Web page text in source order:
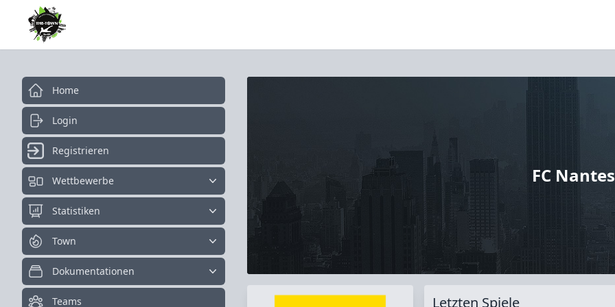
Home
Login
Registrieren
Wettbewerbe
Statistiken
Town
Dokumentationen
Teams
FC Nantes
Letzten Spiele